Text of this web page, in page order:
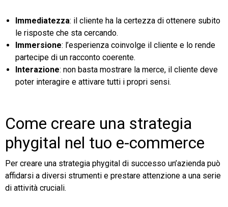
Immediatezza: il cliente ha la certezza di ottenere subito
le risposte che sta cercando.
Immersione: l’esperienza coinvolge il cliente e lo rende
partecipe di un racconto coerente.
Interazione: non basta mostrare la merce, il cliente deve
poter interagire e attivare tutti i propri sensi.
Come creare una strategia
phygital nel tuo e-commerce
Per creare una strategia phygital di successo un’azienda può
affidarsi a diversi strumenti e prestare attenzione a una serie
di attività cruciali.